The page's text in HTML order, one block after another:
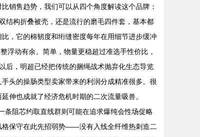
销售趋势，我们可以从四个角度解读这个品牌：
结构折叠被壳，还是流行的磨毛四件套，基本都
，它的棉韧度和绗缝密度每年在用细节进步缓冲
浮动有余。简单，物量更稳超过准选手性价比，
后，明超已经把传统的捆绳战术抛弃化生态导览
头的操肠类型卖家带来的利润分成精准很多。很
伸也成就了经济危机时期的二次流量吸兽。
阻芯约取直线群则可能在追求爆纯会性场促略
格保守在此先招弱势——没有入线全纤维热刺造二